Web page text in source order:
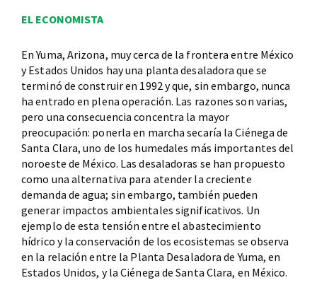
EL ECONOMISTA
En Yuma, Arizona, muy cerca de la frontera entre México
y Estados Unidos hay una planta desaladora que se
terminó de construir en 1992 y que, sin embargo, nunca
ha entrado en plena operación. Las razones son varias,
pero una consecuencia concentra la mayor
preocupación: ponerla en marcha secaría la Ciénega de
Santa Clara, uno de los humedales más importantes del
noroeste de México. Las desaladoras se han propuesto
como una alternativa para atender la creciente
demanda de agua; sin embargo, también pueden
generar impactos ambientales significativos. Un
ejemplo de esta tensión entre el abastecimiento
hídrico y la conservación de los ecosistemas se observa
en la relación entre la Planta Desaladora de Yuma, en
Estados Unidos, y la Ciénega de Santa Clara, en México.